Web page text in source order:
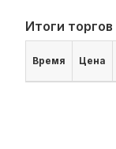
Итоги
Время Цена